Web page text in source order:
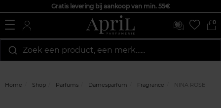
Gratis levering bij aankoop van min. 55€
0
Zoek een product, een merk…...
Home Shop Parfums Damesparfum Fragrance NINA ROSE